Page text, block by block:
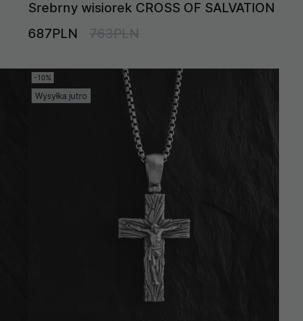
Srebrny wisiorek CROSS OF SALVATION
687PLN
763PLN
-10%
Wysyłka jutro